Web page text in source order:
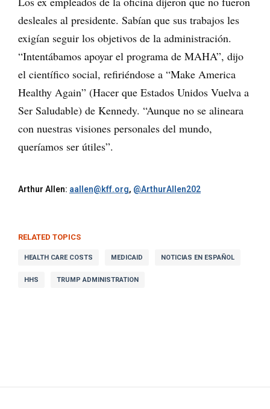
desleales al presidente. Sabían que sus trabajos les
exigían seguir los objetivos de la administración.
“Intentábamos apoyar el programa de MAHA”, dijo
el científico social, refiriéndose a “Make America
Healthy Again” (Hacer que Estados Unidos Vuelva a
Ser Saludable) de Kennedy. “Aunque no se alineara
con nuestras visiones personales del mundo,
queríamos ser útiles”.
Arthur Allen: aallen@kff.org, @ArthurAllen202
RELATED TOPICS
HEALTH CARE COSTS MEDICAID NOTICIAS EN ESPAÑOL
HHS TRUMP ADMINISTRATION